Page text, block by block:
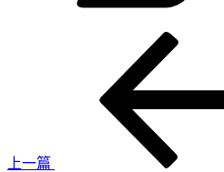
上一篇